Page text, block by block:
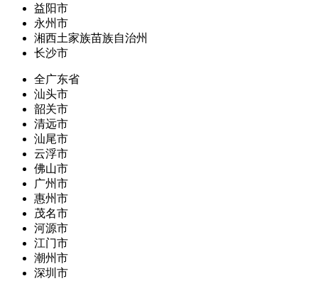
益阳市
永州市
湘西土家族苗族自治州
长沙市
全广东省
汕头市
韶关市
清远市
汕尾市
云浮市
佛山市
广州市
惠州市
茂名市
河源市
江门市
潮州市
深圳市